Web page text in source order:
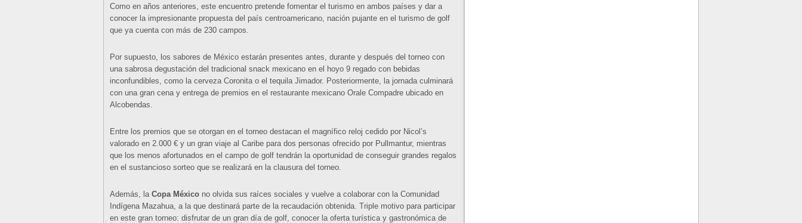
Como en años anteriores, este encuentro pretende fomentar el turismo en ambos países y dar a
conocer la impresionante propuesta del país centroamericano, nación pujante en el turismo de golf
que ya cuenta con más de 230 campos.
Por supuesto, los sabores de México estarán presentes antes, durante y después del torneo con
una sabrosa degustación del tradicional snack mexicano en el hoyo 9 regado con bebidas
inconfundibles, como la cerveza Coronita o el tequila Jimador. Posteriormente, la jornada culminará
con una gran cena y entrega de premios en el restaurante mexicano Orale Compadre ubicado en
Alcobendas.
Entre los premios que se otorgan en el torneo destacan el magnífico reloj cedido por Nicol’s
valorado en 2.000 € y un gran viaje al Caribe para dos personas ofrecido por Pullmantur, mientras
que los menos afortunados en el campo de golf tendrán la oportunidad de conseguir grandes regalos
en el sustancioso sorteo que se realizará en la clausura del torneo.
Además, la Copa México no olvida sus raíces sociales y vuelve a colaborar con la Comunidad
Indígena Mazahua, a la que destinará parte de la recaudación obtenida. Triple motivo para participar
en este gran torneo: disfrutar de un gran día de golf, conocer la oferta turística y gastronómica de